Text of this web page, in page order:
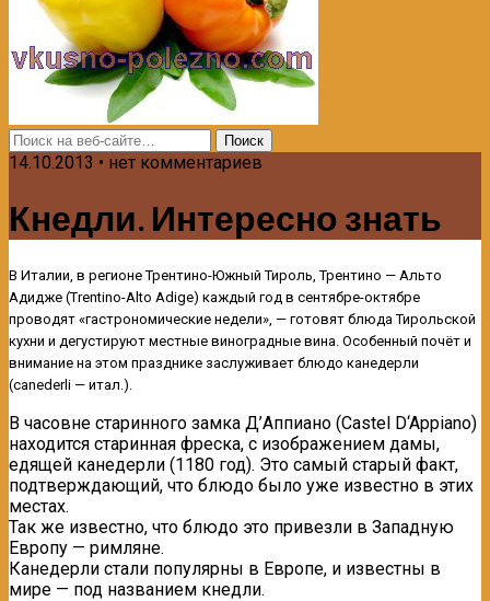
14.10.2013 • нет комментариев
Кнедли. Интересно знать
В Италии, в регионе Трентино-Южный Тироль, Трентино — Альто
Адидже (Trentino-Alto Adigе) каждый год в сентябре-октябре
проводят «гастрономические недели», — готовят блюда Тирольской
кухни и дегустируют местные виноградные вина. Особенный почёт и
внимание на этом празднике заслуживает блюдо канедерли
(саnederli — итал.).
В часовне старинного замка Д’Аппиано (Castel D‘Appiano)
находится старинная фреска, с изображением дамы,
едящей канедерли (1180 год). Это самый старый факт,
подтверждающий, что блюдо было уже известно в этих
местах.
Так же известно, что блюдо это привезли в Западную
Европу — римляне.
Канедерли стали популярны в Европе, и известны в
мире — под названием кнедли.